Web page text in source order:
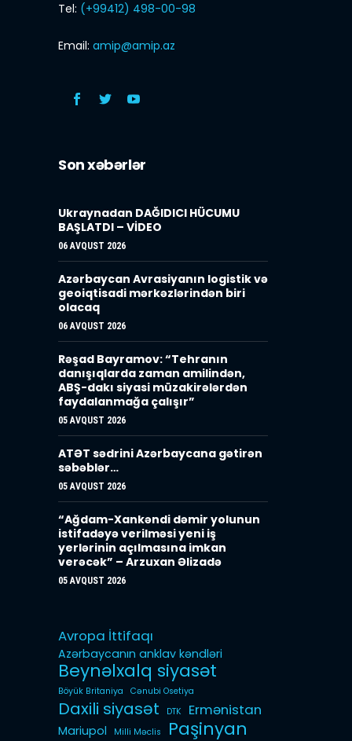
Tel: (+99412) 498-00-98
Email: amip@amip.az
Son xəbərlər
Ukraynadan DAĞIDICI HÜCUMU
BAŞLATDI – VİDEO
06 AVQUST 2026
Azərbaycan Avrasiyanın logistik və
geoiqtisadi mərkəzlərindən biri
olacaq
06 AVQUST 2026
Rəşad Bayramov: “Tehranın
danışıqlarda zaman amilindən,
ABŞ-dakı siyasi müzakirələrdən
faydalanmağa çalışır”
05 AVQUST 2026
ATƏT sədrini Azərbaycana gətirən
səbəblər…
05 AVQUST 2026
“Ağdam-Xankəndi dəmir yolunun
istifadəyə verilməsi yeni iş
yerlərinin açılmasına imkan
verəcək” – Arzuxan Əlizadə
05 AVQUST 2026
Avropa İttifaqı
Azərbaycanın anklav kəndləri
Beynəlxalq siyasət
Böyük Britaniya Cənubi Osetiya
Daxili siyasət DTK Ermənistan
Mariupol Milli Məclis
Paşinyan